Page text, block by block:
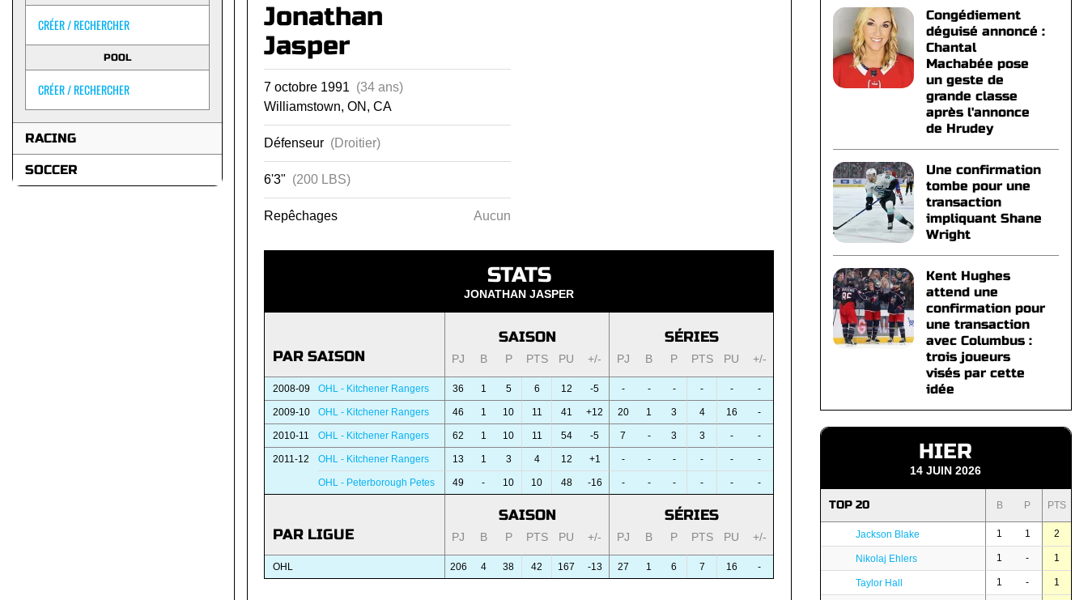
CRÉER / RECHERCHER
POOL
CRÉER / RECHERCHER
RACING
SOCCER
Jonathan
Jasper
7 octobre 1991 (34 ans)
Williamstown, ON, CA
Défenseur (Droitier)
6'3" (200 LBS)
Repêchages Aucun
STATS
JONATHAN JASPER
PAR SAISON
SAISON SÉRIES
PJ B P PTS PU +/- PJ B P PTS PU +/-
2008-09 OHL - Kitchener Rangers 36 1 5 6 12 -5 - - - - - -
2009-10 OHL - Kitchener Rangers 46 1 10 11 41 +12 20 1 3 4 16 -
2010-11 OHL - Kitchener Rangers 62 1 10 11 54 -5 7 - 3 3 - -
2011-12 OHL - Kitchener Rangers 13 1 3 4 12 +1 - - - - - -
OHL - Peterborough Petes 49 - 10 10 48 -16 - - - - - -
PAR LIGUE
SAISON SÉRIES
PJ B P PTS PU +/- PJ B P PTS PU +/-
OHL 206 4 38 42 167 -13 27 1 6 7 16 -
Congédiement
déguisé annoncé :
Chantal
Machabée pose
un geste de
grande classe
après l'annonce
de Hrudey
Une confirmation
tombe pour une
transaction
impliquant Shane
Wright
Kent Hughes
attend une
confirmation pour
une transaction
avec Columbus :
trois joueurs
visés par cette
idée
HIER
14 JUIN 2026
TOP 20 B P PTS
Jackson Blake 1 1 2
Nikolaj Ehlers 1 - 1
Taylor Hall 1 - 1